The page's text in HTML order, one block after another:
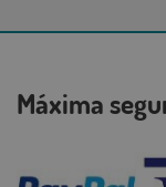
Máxima